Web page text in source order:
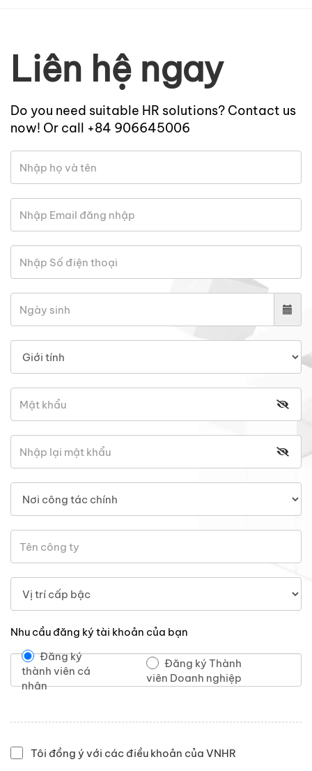
Liên hệ ngay
Do you need suitable HR solutions? Contact us
now! Or call +84 906645006
Nhu cầu đăng ký tài khoản của bạn
Đăng ký
thành viên cá
nhân
Đăng ký Thành
viên Doanh nghiệp
Tôi đồng ý với các điều khoản của VNHR